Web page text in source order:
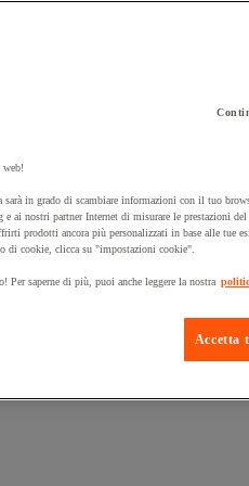
Expert
Prodotti in
web!
in grado di scambiare informazioni con il tuo
ai nostri partner Internet di misurare le prestazioni
prodotti ancora più personalizzati in base alle tue
di cookie, clicca su "impostazioni cookie".
saperne di più, puoi anche leggere la nostra
Accetta